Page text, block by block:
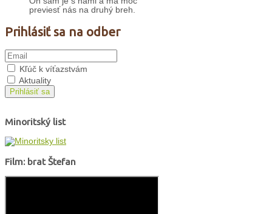
previesť nás na druhý breh.
Prihlásiť sa na odber
Kľúč k víťazstvám
Aktuality
Prihlásiť sa
Minoritský list
Film: brat Štefan